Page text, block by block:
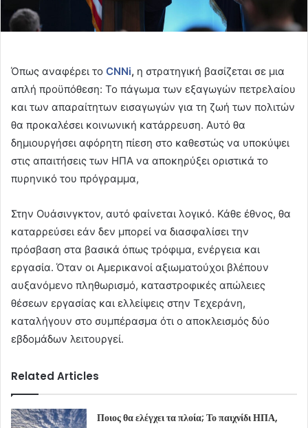
Όπως αναφέρει το CNNi, η στρατηγική βασίζεται σε μια
απλή προϋπόθεση: Το πάγωμα των εξαγωγών πετρελαίου
και των απαραίτητων εισαγωγών για τη ζωή των πολιτών
θα προκαλέσει κοινωνική κατάρρευση. Αυτό θα
δημιουργήσει αφόρητη πίεση στο καθεστώς να υποκύψει
στις απαιτήσεις των ΗΠΑ να αποκηρύξει οριστικά το
πυρηνικό του πρόγραμμα,
Στην Ουάσινγκτον, αυτό φαίνεται λογικό. Κάθε έθνος, θα
καταρρεύσει εάν δεν μπορεί να διασφαλίσει την
πρόσβαση στα βασικά όπως τρόφιμα, ενέργεια και
εργασία. Όταν οι Αμερικανοί αξιωματούχοι βλέπουν
αυξανόμενο πληθωρισμό, καταστροφικές απώλειες
θέσεων εργασίας και ελλείψεις στην Τεχεράνη,
καταλήγουν στο συμπέρασμα ότι ο αποκλεισμός δύο
εβδομάδων λειτουργεί.
Related Articles
Ποιος θα ελέγχει τα πλοία; Το παιχνίδι ΗΠΑ,